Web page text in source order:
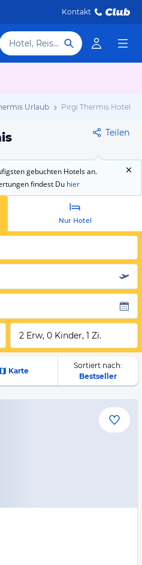
Kontakt
Hotel, Reiseziel
Urlaub Pirgi Thermis Hotels
Teilen
gebuchten Hotels an.
findest Du hier
Nur Hotel
2 Erw, 0 Kinder, 1 Zi.
Karte
Sortiert nach:
Bestseller